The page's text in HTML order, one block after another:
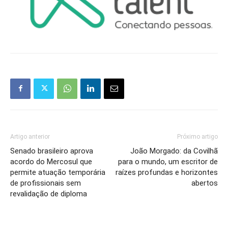
Artigo anterior
Senado brasileiro aprova
acordo do Mercosul que
permite atuação temporária
de profissionais sem
revalidação de diploma
Próximo artigo
João Morgado: da Covilhã
para o mundo, um escritor de
raízes profundas e horizontes
abertos